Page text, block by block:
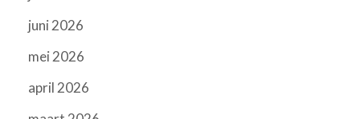
juni 2026
mei 2026
april 2026